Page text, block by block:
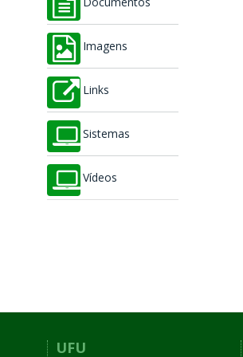
Documentos
Imagens
Links
Sistemas
Vídeos
UFU